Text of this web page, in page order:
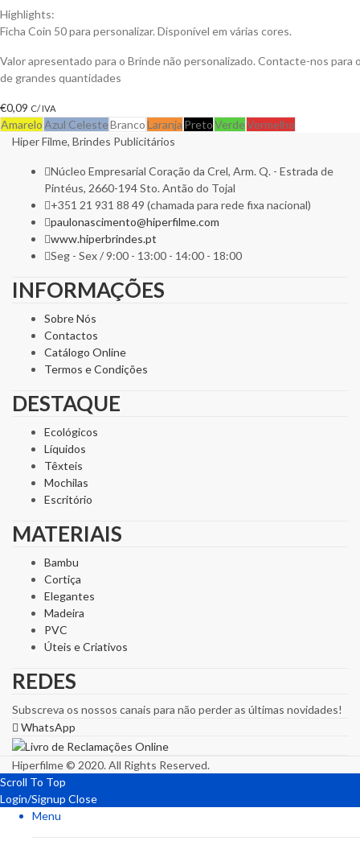
Highlights:
Ficha Coin 50 para personalizar. Disponível em várias cores.
Valor apresentado para o Brinde não personalizado. Contacte-nos
de grandes quantidades
€0,09 C/ IVA
AmareloAzul CelesteBrancoLaranja PretoVerdeVermelho
Hiper Filme, Brindes Publicitários
Núcleo Empresarial Coração da Crel, Arm. Q. - Estrada de
Pintéus, 2660-194 Sto. Antão do Tojal
+351 21 931 88 49 (chamada para rede fixa nacional)
paulonascimento@hiperfilme.com
www.hiperbrindes.pt
Seg - Sex / 9:00 - 13:00 - 14:00 - 18:00
INFORMAÇÕES
Sobre Nós
Contactos
Catálogo Online
Termos e Condições
DESTAQUE
Ecológicos
Líquidos
Têxteis
Mochilas
Escritório
MATERIAIS
Bambu
Cortiça
Elegantes
Madeira
PVC
Úteis e Criativos
REDES
Subscreva os nossos canais para não perder as últimas novidades!
WhatsApp
Hiperfilme © 2020. All Rights Reserved.
Scroll To Top
Login/Signup Close
Menu